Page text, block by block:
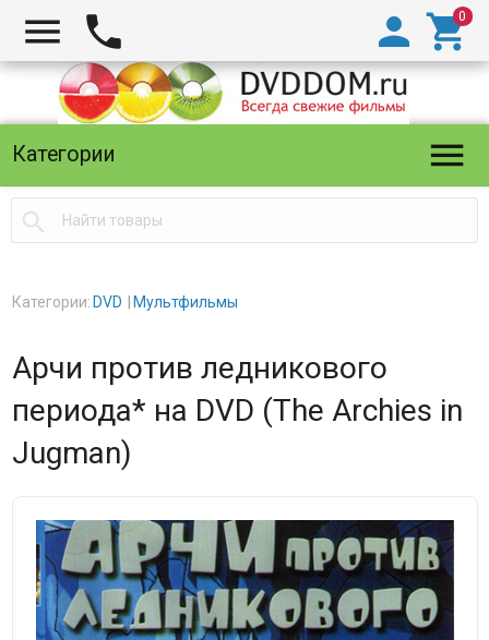
  

Категории 

Категории: DVD Мультфильмы
Арчи против ледникового
периода* на DVD (The Archies in
Jugman)